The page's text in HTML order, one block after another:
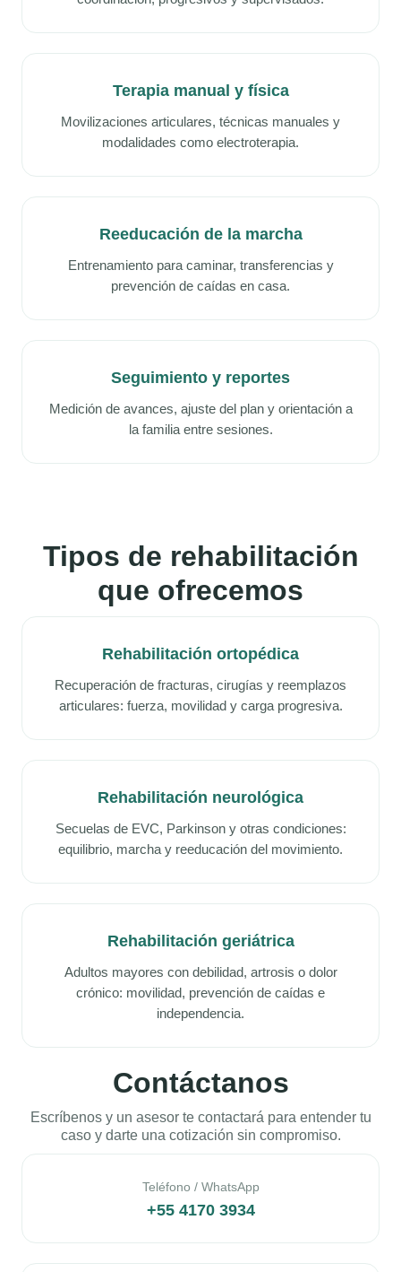
Terapia manual y física
Movilizaciones articulares, técnicas manuales y
modalidades como electroterapia.
Reeducación de la marcha
Entrenamiento para caminar, transferencias y
prevención de caídas en casa.
Seguimiento y reportes
Medición de avances, ajuste del plan y orientación a
la familia entre sesiones.
Tipos de rehabilitación
que ofrecemos
Rehabilitación ortopédica
Recuperación de fracturas, cirugías y reemplazos
articulares: fuerza, movilidad y carga progresiva.
Rehabilitación neurológica
Secuelas de EVC, Parkinson y otras condiciones:
equilibrio, marcha y reeducación del movimiento.
Rehabilitación geriátrica
Adultos mayores con debilidad, artrosis o dolor
crónico: movilidad, prevención de caídas e
independencia.
Contáctanos
Escríbenos y un asesor te contactará para entender tu
caso y darte una cotización sin compromiso.
Teléfono / WhatsApp
+55 4170 3934